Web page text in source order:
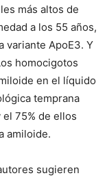
más altos de
a los 55 años,
variante ApoE3. Y
homocigotos
en el líquido
temprana
75% de ellos
amiloide.
sugieren